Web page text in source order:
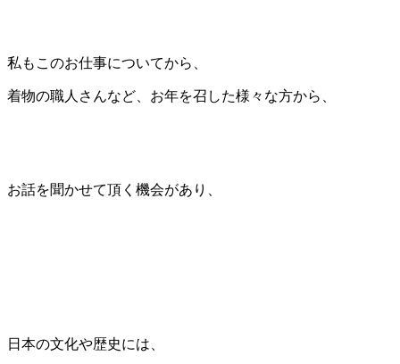
私もこのお仕事についてから、
着物の職人さんなど、お年を召した様々な方から、
お話を聞かせて頂く機会があり、
日本の文化や歴史には、